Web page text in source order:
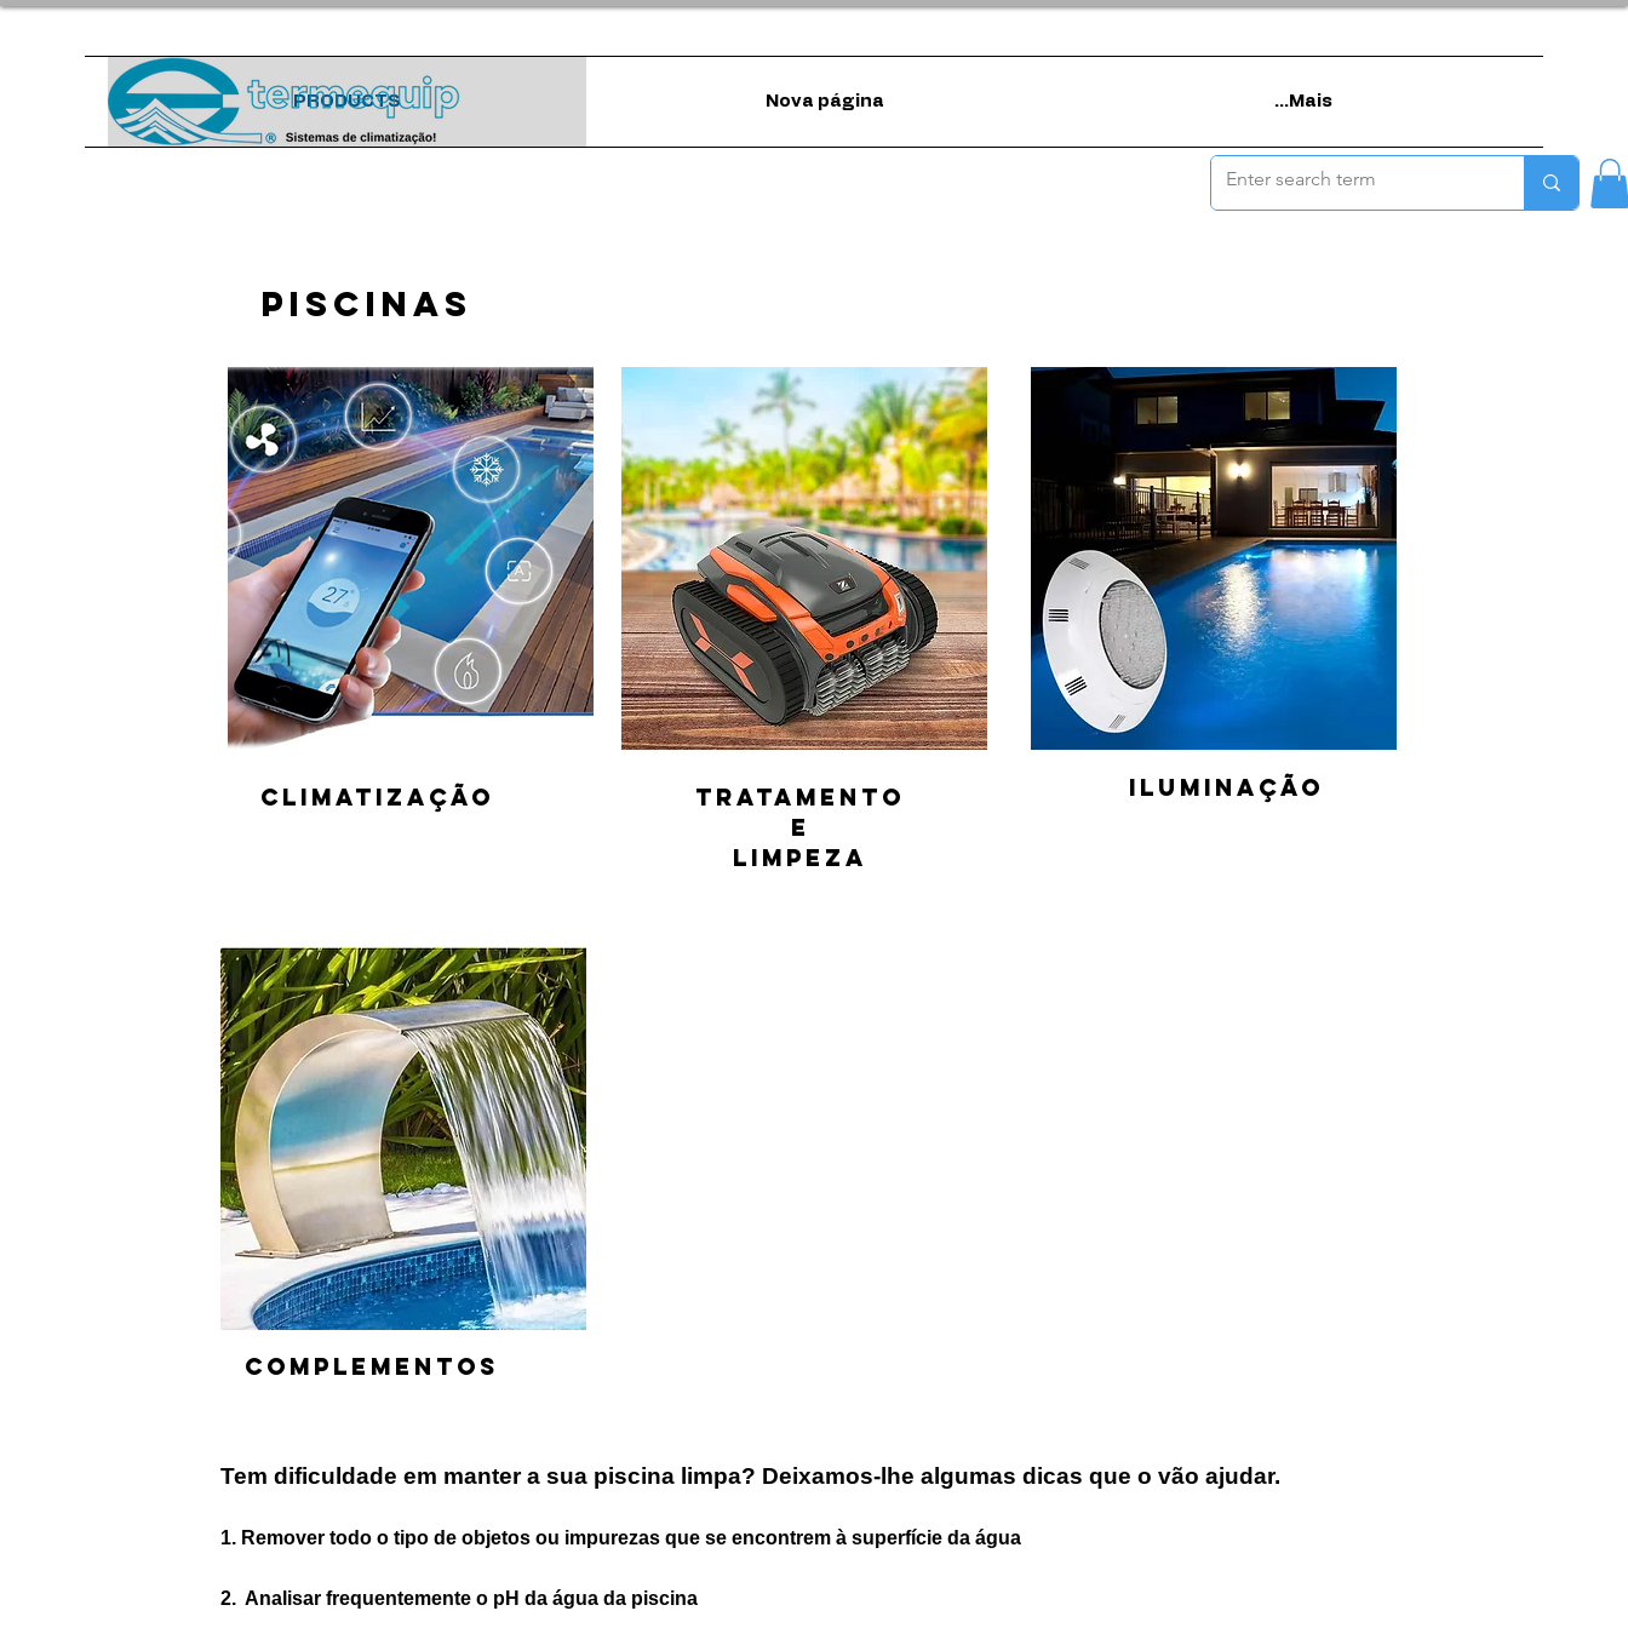
PRODUCTS Nova página Mais...
PISCINAS
Climatização
TRATAMENTO
E
LIMPEZA
Iluminação
complementos
Tem dificuldade em manter a sua piscina limpa? Deixamos-lhe algumas dicas que o vão ajudar.
1. Remover todo o tipo de objetos ou impurezas que se encontrem à superfície da água
2. Analisar frequentemente o pH da água da piscina